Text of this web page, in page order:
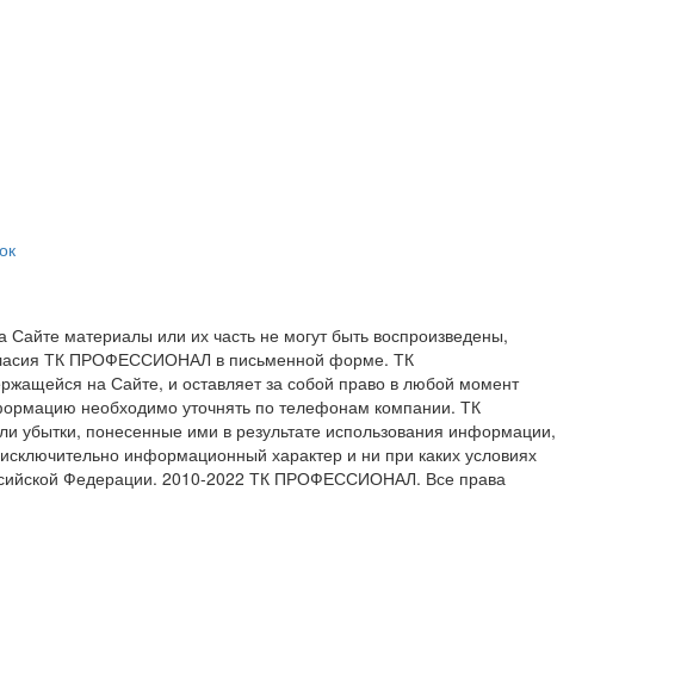
материалы или их часть не могут быть воспроизведены,
ТК ПРОФЕССИОНАЛ в письменной форме. ТК
на Сайте, и оставляет за собой право в любой момент
необходимо уточнять по телефонам компании. ТК
понесенные ими в результате использования информации,
информационный характер и ни при каких условиях
Федерации. 2010-2022 ТК ПРОФЕССИОНАЛ. Все права